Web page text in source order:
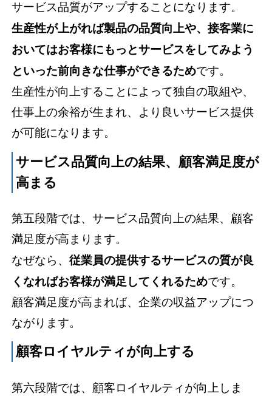
サービス品質がアップすることになります。
生産性が上がれば製品の品質向上や、接客業に
おいてはお客様にもっとサービスをしてみよう
といった前向きな仕事ができるためです。
生産性が向上することによって独自の取組や、
仕事上の余裕が生まれ、より良いサービス提供
が可能になります。
サービス品質向上の結果、顧客満足度が
高まる
第五段階では、サービス品質向上の結果、顧客
満足度が高まります。
なぜなら、従業員の提供するサービスの質が良
くなればお客様が満足してくれるためです。
顧客満足度が高まれば、企業の収益アップにつ
ながります。
顧客ロイヤルティが向上する
第六段階では、顧客ロイヤルティが向上しま